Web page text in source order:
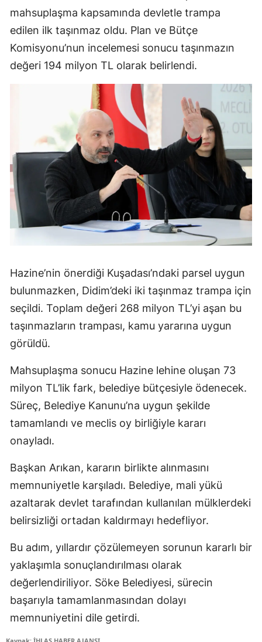
mahsuplaşma kapsamında devletle trampa
edilen ilk taşınmaz oldu. Plan ve Bütçe
Komisyonu’nun incelemesi sonucu taşınmazın
değeri 194 milyon TL olarak belirlendi.
Hazine’nin önerdiği Kuşadası’ndaki parsel uygun
bulunmazken, Didim’deki iki taşınmaz trampa için
seçildi. Toplam değeri 268 milyon TL’yi aşan bu
taşınmazların trampası, kamu yararına uygun
görüldü.
Mahsuplaşma sonucu Hazine lehine oluşan 73
milyon TL’lik fark, belediye bütçesiyle ödenecek.
Süreç, Belediye Kanunu’na uygun şekilde
tamamlandı ve meclis oy birliğiyle kararı
onayladı.
Başkan Arıkan, kararın birlikte alınmasını
memnuniyetle karşıladı. Belediye, mali yükü
azaltarak devlet tarafından kullanılan mülklerdeki
belirsizliği ortadan kaldırmayı hedefliyor.
Bu adım, yıllardır çözülemeyen sorunun kararlı bir
yaklaşımla sonuçlandırılması olarak
değerlendiriliyor. Söke Belediyesi, sürecin
başarıyla tamamlanmasından dolayı
memnuniyetini dile getirdi.